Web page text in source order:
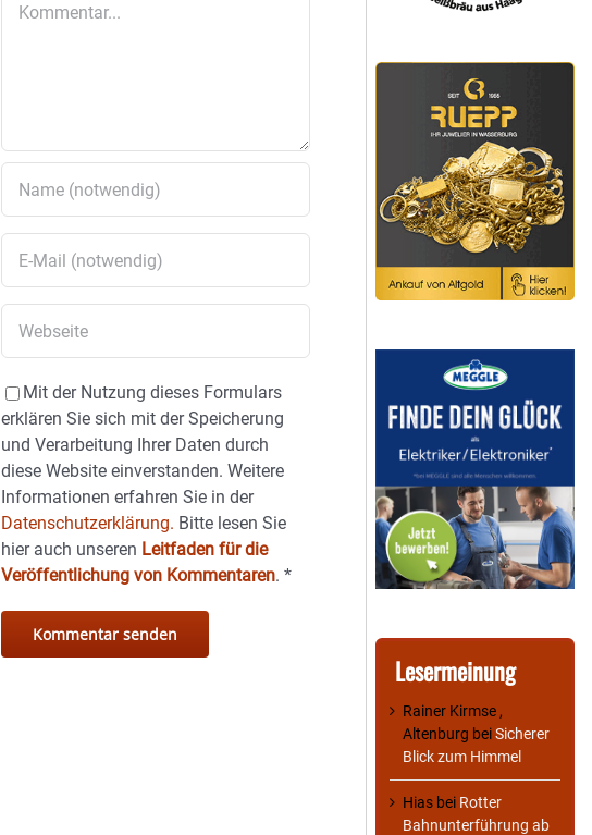
Mit der Nutzung dieses Formulars
erklären Sie sich mit der Speicherung
und Verarbeitung Ihrer Daten durch
diese Website einverstanden. Weitere
Informationen erfahren Sie in der
Datenschutzerklärung. Bitte lesen Sie
hier auch unseren Leitfaden für die
Veröffentlichung von Kommentaren.*
Lesermeinung
Rainer Kirmse ,
Altenburg beiSicherer
Blick zum Himmel
Hias bei Rotter
Bahnunterführung ab